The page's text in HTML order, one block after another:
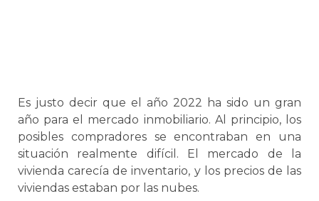
Es justo decir que el año 2022 ha sido un gran
año para el mercado inmobiliario. Al principio, los
posibles compradores se encontraban en una
situación realmente difícil. El mercado de la
vivienda carecía de inventario, y los precios de las
viviendas estaban por las nubes.